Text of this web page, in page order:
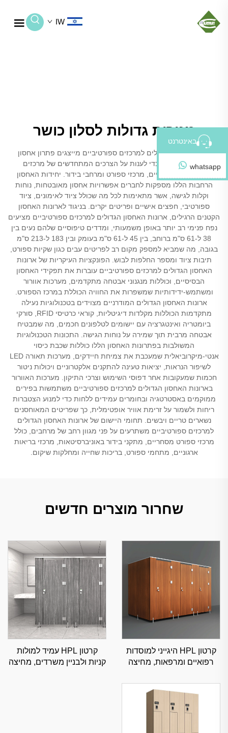
IW
מגירות גדולות לסלון כושר
ארונות איחסון גדולים למרכזים ספורטיביים מייצגים פתרון אחסון
מהפכני שתוכנן כדי לענות על הצרכים המתחדשים של מרכזים
ספורטיביים מודרניים, מרכזי ספורט ומרחבי בידור. יחידות האחסון
הרחבות הללו מספקות לחברים אפשרויות אחסון מאובטחות, נוחות
וקלות לגישה, אשר מתאימות לכל מה שכולל ציוד לאימונים, ציוד
ספורטיבי, חפצים אישיים ופריטים יקרים. בניגוד לארונות האחסון
הקטנים הרגילים, ארונות האחסון הגדולים למרכזים ספורטיביים מציעים
נפח פנימי רב יותר באופן משמעותי, ומדדים טיפוסיים שלהם נעים בין
38 ל-61 ס"מ ברוחב, בין 45 ל-61 ס"מ בעומק ובין 183 ל-213 ס"מ
בגובה, מה שמביא למספק מקום רב לפריטים עבים כגון שקיות ספורט,
תיבות ציוד ומספר החלפות לבוש. הפונקציות העיקריות של ארונות
האחסון הגדולים למרכזים ספורטיביים עוברות את תפקידי האחסון
הבסיסיים, וכוללות מנגנוני אבטחה מתקדמים, מערכות אוורור
ומשתמש-ידידותיות שמשפרות את החוויה הכוללת במרכז הספורט.
ארונות האחסון הגדולים המודרניים מצוידים בטכנולוגיות נעילה
מתקדמות הכוללות מקלדות דיגיטליות, קוראי כרטיסי RFID, סורקי
ביומטריה ואינטגרציה עם יישומים לטלפונים חכמים, מה שמבטיח
אבטחה מרבית תוך שמירה על נוחות הגישה. התכונות הטכנולוגיות
המשולבות בפתרונות האחסון הללו כוללות שכבת כיסוי
אנטי-מיקרוביאלית שמעכבת את צמיחת חיידקים, מערכות תאורה LED
לשיפור הנראות, יציאות טעינה להתקנים אלקטרוניים ויכולות ניטור
חכמות שמעקובות אחר דפוסי השימוש וצרכי התיקון. מערכות האוורור
בארונות האחסון הגדולים למרכזים ספורטיביים משתמשות בפירים
ממוקמים באסטרטגיה ובחומרים עמידים ללחות כדי למנוע הצטברות
ריחות ולשמור על זרימת אוויר אופטימלית, כך שפריטים המאוחסנים
נשארים טריים ויבשים. תחומי היישום של ארונות האחסון הגדולים
למרכזים ספורטיביים משתרעים על פני מגוון רחב של מרחבים, כולל
מרכזי ספורט מסחריים, מתקני בידור באוניברסיטאות, מרכזי בריאות
ארגוניים, מתחמי ספורט, בריכות שחייה ומחלקות שיקום.
שחרור מוצרים חדשים
קרטון HPL היגייני למוסדות
רפואיים ומרפאות, מחיצה
קרטון HPL עמיד למולות
קניות ולבניין משרדים, מחיצה
באינטרנט
whatsapp